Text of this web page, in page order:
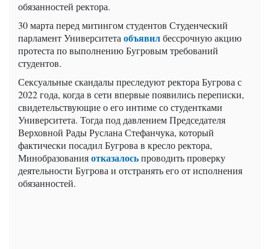
обязанностей ректора.
30 марта перед митингом студентов Студенческий
парламент Университета объявилбессрочную акцию
протеста по выполнению Бугровым требований
студентов.
Сексуальные скандалы преследуют ректора Бугрова с
2022 года, когда в сети впервые появились переписки,
свидетельствующие о его интиме со студентками
Университета. Тогда под давлением Председателя
Верховной Рады Руслана Стефанчука, который
фактически посадил Бугрова в кресло ректора,
Минобразованияотказалосьпроводить проверку
деятельности Бугрова и отстранять его от исполнения
обязанностей.